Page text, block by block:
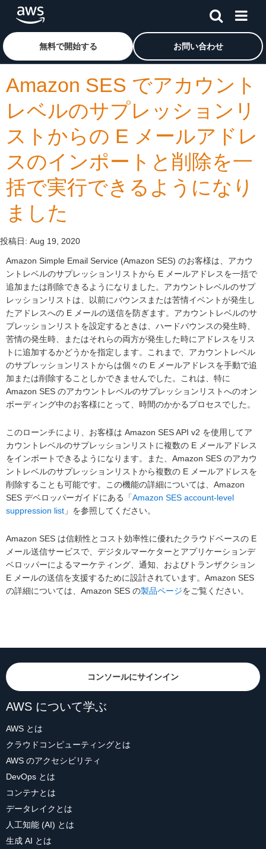
メインコンテンツに移動
アマゾン ウェブ サービスのホームページに戻るには、こ
無料で開始する お問い合わせ
Amazon SES でアカウント
レベルのサプレッションリ
ストからの E メールアドレ
スのインポートと削除を一
括で実行できるようになり
ました
投稿日: Aug 19, 2020
Amazon Simple Email Service (Amazon SES) のお客様は、アカウ
ントレベルのサプレッションリストから E メールアドレスを一括で
追加または削除できるようになりました。アカウントレベルのサプ
レッションリストは、以前にバウンスまたは苦情イベントが発生し
たアドレスへの E メールの送信を防ぎます。アカウントレベルのサ
プレッションリストを設定するときは、ハードバウンスの発生時、
苦情の発生時、またはそれらの両方が発生した時にアドレスをリス
トに追加するかどうかを指定します。これまで、アカウントレベル
のサプレッションリストからは個々の E メールアドレスを手動で追
加または削除することしかできませんでした。これは、特に
Amazon SES のアカウントレベルのサプレッションリストへのオン
ボーディング中のお客様にとって、時間のかかるプロセスでした。
このローンチにより、お客様は Amazon SES API v2 を使用してア
カウントレベルのサプレッションリストに複数の E メールアドレス
をインポートできるようになります。また、Amazon SES のアカウ
ントレベルのサプレッションリストから複数の E メールアドレスを
削除することも可能です。この機能の詳細については、Amazon
SES デベロッパーガイドにある「Amazon SES account-level
suppression list 」を参照してください。
Amazon SES は信頼性とコスト効率性に優れたクラウドベースの E
メール送信サービスで、デジタルマーケターとアプリケーションデ
ベロッパーによるマーケティング、通知、およびトランザクション
E メールの送信を支援するために設計されています。Amazon SES
の詳細については、Amazon SES の製品ページをご覧ください。
コンソールにサインイン
AWS について学ぶ
AWS とは
クラウドコンピューティングとは
AWS のアクセシビリティ
DevOps とは
コンテナとは
データレイクとは
人工知能 (AI) とは
生成 AI とは